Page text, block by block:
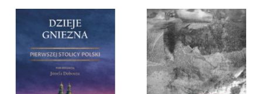
wieku